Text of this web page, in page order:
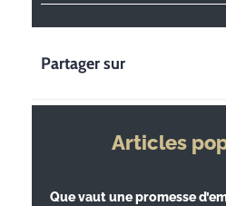
Partager sur
Articles
Que vaut une promesse